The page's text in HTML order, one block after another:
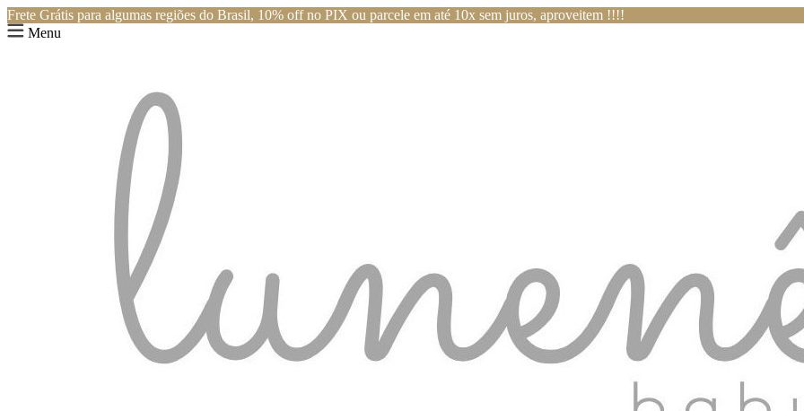
Frete Grátis para algumas regiões do Brasil, 10% off no PIX ou parcele em até 10x sem juros, aproveitem !!!!
Menu